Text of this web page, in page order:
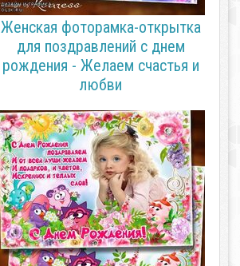
Женская фоторамка-открытка
для поздравлений с днем
рождения - Желаем счастья и
любви